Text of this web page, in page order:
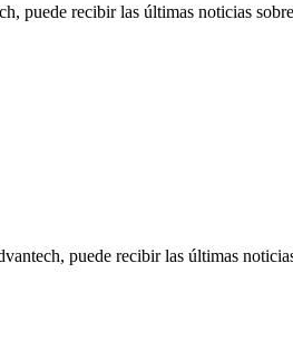
recibir las últimas noticias
puede recibir las últimas